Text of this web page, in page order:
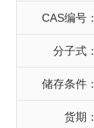
CAS编号：
分子式：
储存条件：
货期：